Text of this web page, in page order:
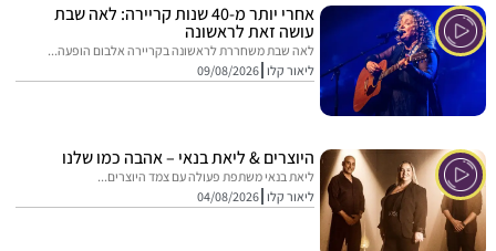
אחרי יותר מ-40 שנות קריירה: לאה שבת
עושה זאת לראשונה
לאה שבת משחררת לראשונה בקריירה אלבום הופעה...
ליאור קלו 09/08/2026
היוצרים & ליאת בנאי – אהבה כמו שלנו
ליאת בנאי משתפת פעולה עם צמד היוצרים...
ליאור קלו 04/08/2026